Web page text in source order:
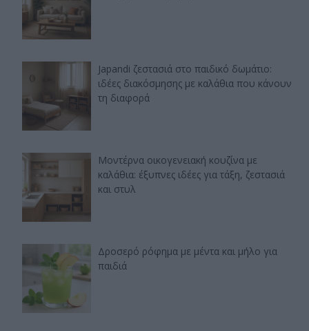
Japandi ζεστασιά στο παιδικό δωμάτιο:
ιδέες διακόσμησης με καλάθια που κάνουν
τη διαφορά
Μοντέρνα οικογενειακή κουζίνα με
καλάθια: έξυπνες ιδέες για τάξη, ζεστασιά
και στυλ
Δροσερό ρόφημα με μέντα και μήλο για
παιδιά